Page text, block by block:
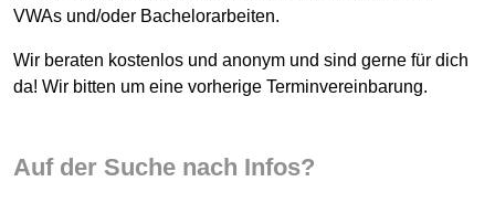
VWAs und/oder Bachelorarbeiten.
Wir beraten kostenlos und anonym und sind gerne für dich
da! Wir bitten um eine vorherige Terminvereinbarung.
Auf der Suche nach Infos?